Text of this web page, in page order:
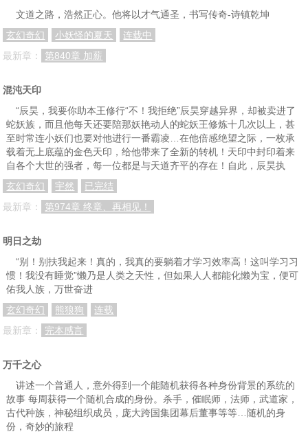
文道之路，浩然正心。他将以才气通圣，书写传奇-诗镇乾坤
玄幻奇幻
小妖怪的夏天
连载中
最新章：
第840章 加薪
混沌天印
“辰昊，我要你助本王修行“不！我拒绝”辰昊穿越异界，却被卖进了
蛇妖族，而且他每天还要陪那妖艳动人的蛇妖王修炼十几次以上，甚
至时常连小妖们也要对他进行一番霸凌…在他倍感绝望之际，一枚承
载着无上底蕴的金色天印，给他带来了全新的转机！天印中封印着来
自各个大世的强者，每一位都是与天道齐平的存在！自此，辰昊执
玄幻奇幻
宇然
已完结
最新章：
第974章 终章、再相见！
明日之劫
“别！别扶我起来！真的，我真的要躺着才学习效率高！这叫学习习
惯！我没有睡觉”懒乃是人类之天性，但如果人人都能化懒为宝，便可
佑我人族，万世奋进
玄幻奇幻
熊狼狗
连载
最新章：
完本感言
万千之心
讲述一个普通人，意外得到一个能随机获得各种身份背景的系统的
故事 每周获得一个随机合成的身份。杀手，催眠师，法师，武道家，
古代种族，神秘组织成员，庞大跨国集团幕后董事等等…随机的身
份，奇妙的旅程